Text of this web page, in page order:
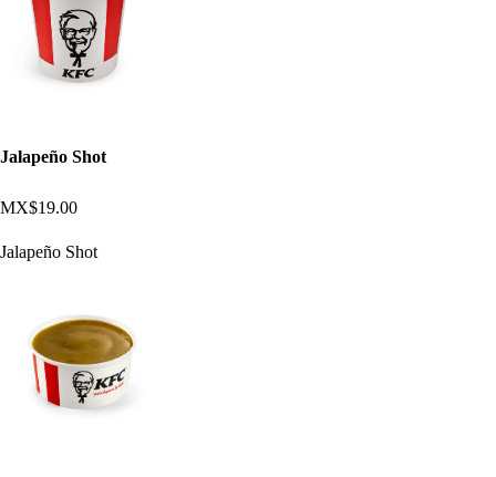
Jalapeño Shot
MX$19.00
Jalapeño Shot